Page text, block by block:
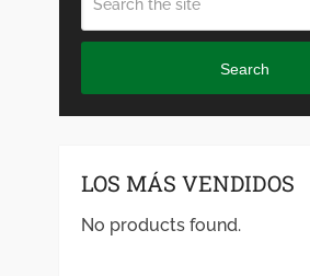
Search
LOS MÁS VENDIDOS
No products found.